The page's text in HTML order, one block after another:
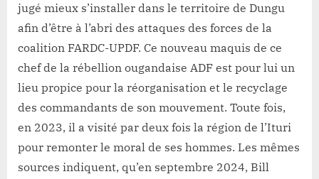
jugé mieux s’installer dans le territoire de Dungu
afin d’être à l’abri des attaques des forces de la
coalition FARDC-UPDF. Ce nouveau maquis de ce
chef de la rébellion ougandaise ADF est pour lui un
lieu propice pour la réorganisation et le recyclage
des commandants de son mouvement. Toute fois,
en 2023, il a visité par deux fois la région de l’Ituri
pour remonter le moral de ses hommes. Les mêmes
sources indiquent, qu’en septembre 2024, Bill